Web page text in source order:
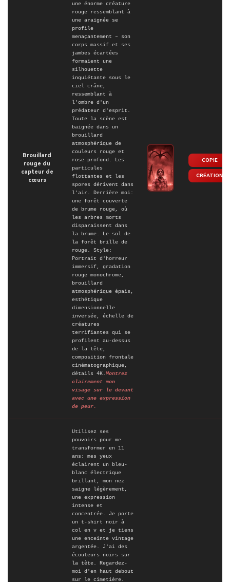
Brouillard
rouge du
capteur de
cœurs
une énorme créature
rouge ressemblant à
une araignée se
profile
menaçantement – son
corps massif et ses
jambes écartées
formaient une
silhouette
inquiétante sous le
ciel crâne,
ressemblant à
l'ombre d'un
prédateur d'esprit.
Toute la scène est
baignée dans un
brouillard
atmosphérique de
couleurs rouge et
rose profond. Les
particules
flottantes et les
spores dérivent dans
l'air. Derrière moi:
une forêt couverte
de brume rouge, où
les arbres morts
disparaissent dans
la brume. Le sol de
la forêt brille de
rouge. Style:
Portrait d'horreur
immersif, gradation
rouge monochrome,
brouillard
atmosphérique épais,
esthétique
dimensionnelle
inversée, échelle de
créatures
terrifiantes qui se
profilent au-dessus
de la tête,
composition frontale
cinématographique,
détails 4K.Montrez
clairement mon
visage sur le devant
avec une expression
de peur.
COPIE
CRÉATION
Utilisez ses
pouvoirs pour me
transformer en 11
ans: mes yeux
éclairent un bleu-
blanc électrique
brillant, mon nez
saigne légèrement,
une expression
intense et
concentrée. Je porte
un t-shirt noir à
col en v et je tiens
une enceinte vintage
argentée. J'ai des
écouteurs noirs sur
la tête. Regardez-
moi d'en haut debout
sur le cimetière.
Créez des images IA
à l’infini. 100 %
gratuit!
Créer Gratuitement →